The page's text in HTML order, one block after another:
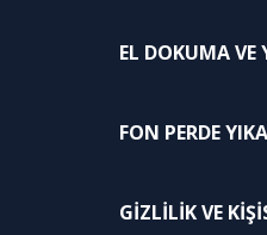
EL DOKUMA
FON PERDE
GİZLİLİK VE